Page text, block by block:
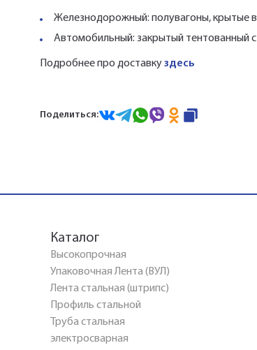
Железнодорожный: полувагоны, крытые
Автомобильный: закрытый тентованный с
Подробнее про доставкуздесь
Поделиться:
Каталог
Высокопрочная
Упаковочная Лента (ВУЛ)
Лента стальная (штрипс)
Профиль стальной
Труба стальная
электросварная